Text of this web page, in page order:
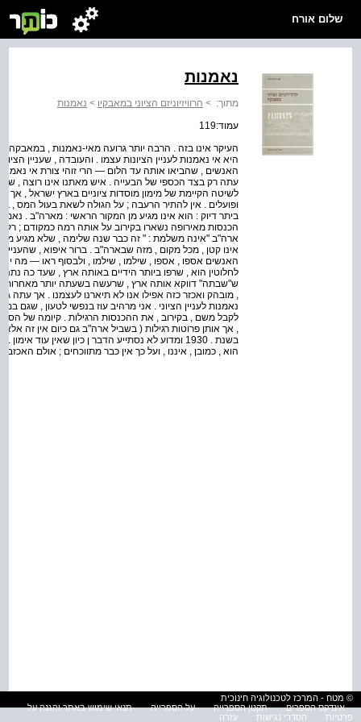
שלום אורח
נאמנות
מתוך: > הרוויזיוניזם הציוני במאבקיו > נאמנות
עמוד:119
העיקר אינו בזה . הרבה יותר גרועה מאי-נאמנות , במאבקה
היא אי נאמנות לעניין הציונות עצמו . והעובדה , שעניין
האנשים , שהביאו אותה עד הלום — הרי זוהי צורת אי
עתה רק בצד הכספי של הבעייה . איש מאתנו אינו רוצה ,
לשיטה הקיימת של מימון מוסדות ציוניים בארץ ישראל , אך
ופועלים . אין להתיר הרעבה ; על הגולה לשאת בעול המס ,
ביתר דיוק : הוא אינו מגיע מן המקור הראשי : מארה"ב .
הכנסות מאירופה נשארו בקירוב על אותה רמה כמקודם ;
ארה"ב "אינה משלמת : " זה כבר שנה שלימה , שלא מגיע
אינו קטן , מכל מקום , מזה שבארה"ב . ברור איפוא ,
האנשים אספו , אספו , שילמו , שילמו , ולבסוף ראו — מה
לחלוטין הוא , שרפו ביותר הידיים באותה ארץ , שעד כה
ש"שבתה" דווקא אותה ארץ , שרעשה בשעתה יותר מאחרות
, מובהק ואכזר כזה אפילו אנו לא תיארנו לעצמנו . אך עתה
נאמנות לעניין הציוני . אני מרהיב עוז בנפשי לטעון ,
לקבל משם , בקירוב , את ההכנסות הרגילות . קיומה של
בשנת . 1930 ומדוע לא נסתייע הדבר ן כיון שאין
הוא , כמובן , איננו , ועל כך אין כבר מתווכחים ; אולם
© מטח - המרכז לטכנולוגיה חינוכית
אינדקס הספרים
תקנון הספרייה על הספרייה
תנאי שימוש באתר והגנה על
פרטיות
הסדרי נגישות עזרה